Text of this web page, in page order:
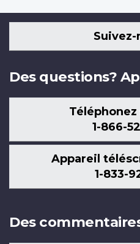
Suivez-
Des questions?
Téléphonez
1-866-
Appareil
1-833-
Des